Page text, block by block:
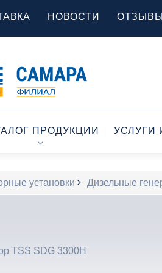
НОВОСТИ ОТЗЫВЫ
ПРОДУКЦИИ УСЛУГИ
установки Дизельные